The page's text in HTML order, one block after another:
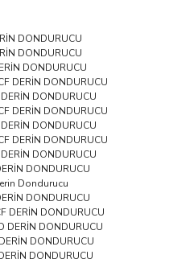
DONDURUCU
DONDURUCU
DONDURUCU
DERİN DONDURUCU
DONDURUCU
DERİN DONDURUCU
DONDURUCU
DERİN DONDURUCU
DONDURUCU
DONDURUCU
Dondurucu
DONDURUCU
DERİN DONDURUCU
DERİN DONDURUCU
DONDURUCU
DONDURUCU